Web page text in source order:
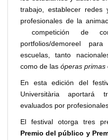
trabajo, establecer redes
profesionales de la
competición de
portfolios/demoreel
escuelas, tanto
como de las óperas primas
En esta edición del
Universitària aportará
evaluados por
El festival otorga tres
Premio del público y